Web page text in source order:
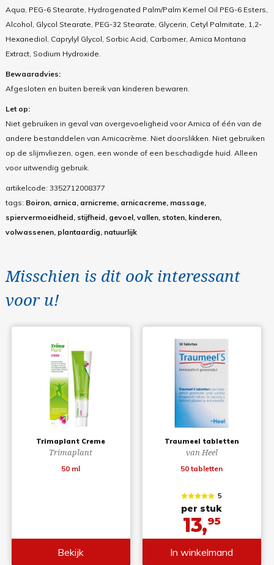
Aqua, PEG-6 Stearate, Hydrogenated Palm/Palm Kernel Oil PEG-6 Esters,
Alcohol, Glycol Stearate, PEG-32 Stearate, Glycerin, Cetyl Palmitate, 1,2-
Hexanediol, Caprylyl Glycol, Sorbic Acid, Carbomer, Arnica Montana
Extract, Sodium Hydroxide.
Bewaaradvies:
Afgesloten en buiten bereik van kinderen bewaren.
Let op:
Niet gebruiken in geval van overgevoeligheid voor Arnica of één van de
andere bestanddelen van Arnicacrème. Niet doorslikken. Niet gebruiken
op de slijmvliezen, ogen, een wonde of een beschadigde huid. Alleen
voor uitwendig gebruik.
artikelcode: 3352712008377
tags: Boiron, arnica, arnicreme, arnicacreme, massage,
spiervermoeidheid, stijfheid, gevoel, vallen, stoten, kinderen,
volwassenen, plantaardig, natuurlijk
Misschien is dit ook interessant
voor u!
Trimaplant Creme
Trimaplant
50 ml
Bekijk
Traumeel tabletten
van Heel
50 tabletten
5
per stuk
13,95
In winkelmand